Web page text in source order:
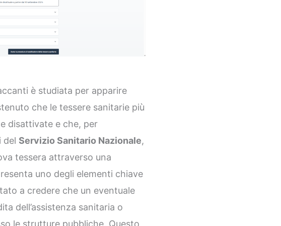
è studiata per apparire
che le tessere sanitarie più
disattivate e che, per
del Servizio Sanitario Nazionale,
tessera attraverso una
uno degli elementi chiave
a credere che un eventuale
dell’assistenza sanitaria o